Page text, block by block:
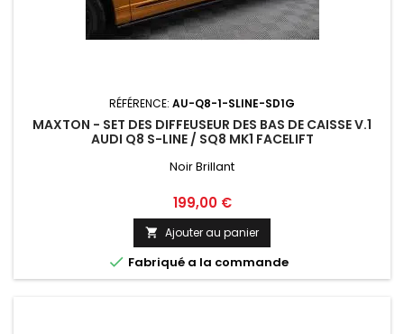
RÉFÉRENCE: AU-Q8-1-SLINE-SD1G
MAXTON - SET DES DIFFEUSEUR DES BAS DE CAISSE V.1
AUDI Q8 S-LINE / SQ8 MK1 FACELIFT
Noir Brillant
Prix
199,00 €
 Ajouter au panier
 Fabriqué a la commande